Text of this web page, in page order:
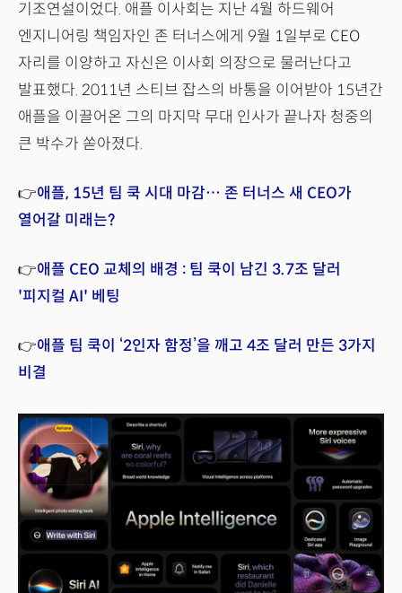
기조연설이었다. 애플 이사회는 지난 4월 하드웨어
엔지니어링 책임자인 존 터너스에게 9월 1일부로 CEO
자리를 이양하고 자신은 이사회 의장으로 물러난다고
발표했다. 2011년 스티브 잡스의 바통을 이어받아 15년간
애플을 이끌어온 그의 마지막 무대 인사가 끝나자 청중의
큰 박수가 쏟아졌다.
👉애플, 15년 팀 쿡 시대 마감… 존 터너스 새 CEO가
열어갈 미래는?
👉애플 CEO 교체의 배경 : 팀 쿡이 남긴 3.7조 달러
'피지컬 AI' 베팅
👉애플 팀 쿡이 ‘2인자 함정’을 깨고 4조 달러 만든 3가지
비결